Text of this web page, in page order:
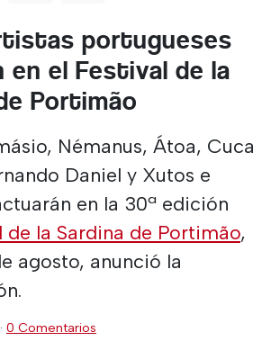
portugueses
en el Festival de la
Portimão
Némanus, Átoa, Cuca
Daniel y Xutos e
en la 30ª edición
de la Sardina de Portimão,
agosto, anunció la
· 0 Comentarios